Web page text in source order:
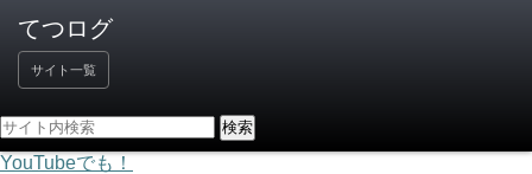
サイト一覧
YouTubeでも！